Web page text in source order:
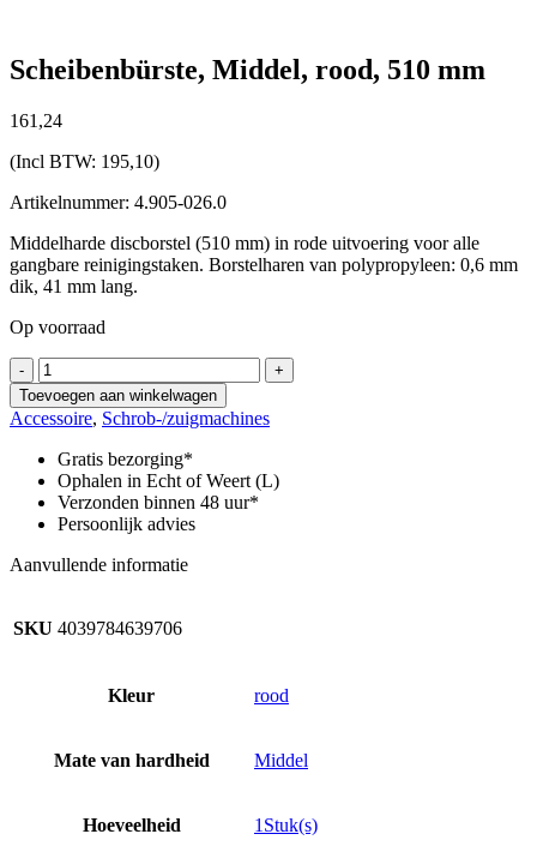
Scheibenbürste, Middel, rood, 510 mm
161,24
(Incl BTW: 195,10)
Artikelnummer: 4.905-026.0
Middelharde discborstel (510 mm) in rode uitvoering voor alle
gangbare reinigingstaken. Borstelharen van polypropyleen: 0,6 mm
dik, 41 mm lang.
Op voorraad
-
Scheibenbürste,
Middel,
rood,
510
mm
aantal
+
Toevoegen aan winkelwagen
Accessoire, Schrob-/zuigmachines
Gratis bezorging*
Ophalen in Echt of Weert (L)
Verzonden binnen 48 uur*
Persoonlijk advies
Aanvullende informatie
SKU 4039784639706
Kleur rood
Mate van hardheid Middel
Hoeveelheid 1Stuk(s)